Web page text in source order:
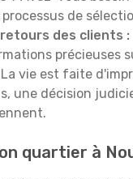
de
des clients :
précieuses
La vie est faite
une décision
quartier à